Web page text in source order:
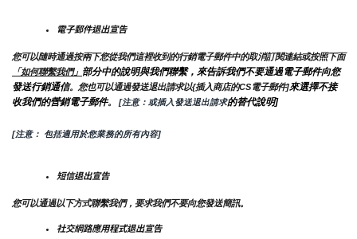
電子郵件退出宣告
您可以隨時通過按兩下您從我們這裡收到的行銷電子郵件中的取消訂閱連結或按照下面
「如何聯繫我們」 部分中的說明與我們聯繫，來告訴我們不要通過電子郵件向您
發送行銷通信。您也可以通過發送退出請求以{插入商店的CS電子郵件]來選擇不接
收我們的營銷電子郵件。 [注意：或插入發送退出請求的替代說明]
[注意： 包括適用於您業務的所有內容]
短信退出宣告
您可以通過以下方式聯繫我們，要求我們不要向您發送簡訊。
社交網路應用程式退出宣告